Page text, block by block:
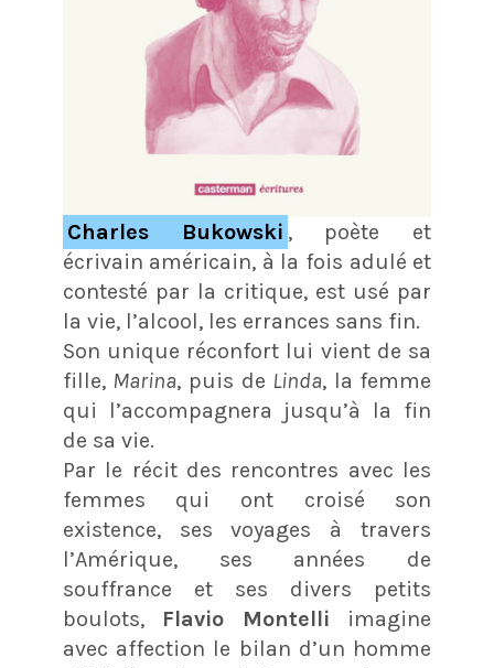
Charles Bukowski , poète et
écrivain américain, à la fois adulé et
contesté par la critique, est usé par
la vie, l’alcool, les errances sans fin.
Son unique réconfort lui vient de sa
fille, Marina, puis de Linda, la femme
qui l’accompagnera jusqu’à la fin
de sa vie.
Par le récit des rencontres avec les
femmes qui ont croisé son
existence, ses voyages à travers
l’Amérique, ses années de
souffrance et ses divers petits
boulots, Flavio Montelli imagine
avec affection le bilan d’un homme